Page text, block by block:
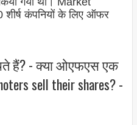
कंपनियों के लिए ऑफर
हैं? - क्या ओएफएस एक
sell their shares? -